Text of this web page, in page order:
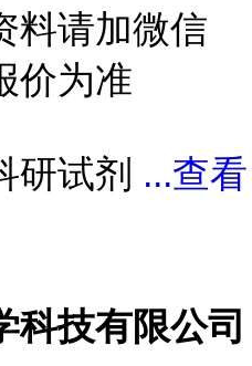
料请加微信
价为准
研试剂 ...查看
科技有限公司